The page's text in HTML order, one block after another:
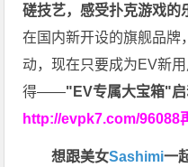
磋技艺，感受扑克游戏的
在国内新开设的旗舰品牌
动，现在只要成为EV新
得——"EV专属大宝箱"
http://evpk7.com/96088
想跟美女Sashimi一